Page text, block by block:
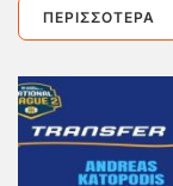
ΠΕΡΙΣΣΌΤΕΡΑ